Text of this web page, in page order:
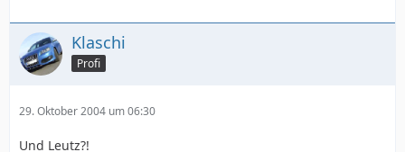
Klaschi
Profi
29. Oktober 2004 um 06:30
Und Leutz?!